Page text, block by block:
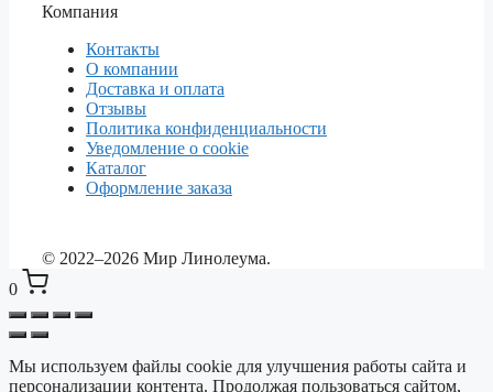
Компания
Контакты
О компании
Доставка и оплата
Отзывы
Политика конфиденциальности
Уведомление о cookie
Каталог
Оформление заказа
© 2022–2026 Мир Линолеума.
0
Выберите ваш город ✕
Мы используем файлы cookie для улучшения работы сайта и
персонализации контента. Продолжая пользоваться сайтом,